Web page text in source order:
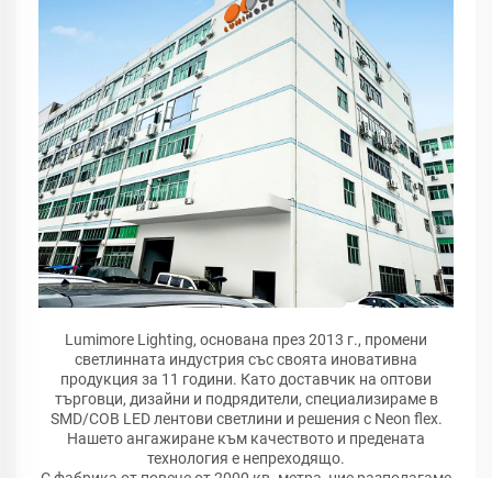
Lumimore Lighting, основана през 2013 г., промени
светлинната индустрия със своята иновативна
продукция за 11 години. Като доставчик на оптови
търговци, дизайни и подрядители, специализираме в
SMD/COB LED лентови светлини и решения с Neon flex.
Нашето ангажиране към качеството и предената
технология е непреходящо.